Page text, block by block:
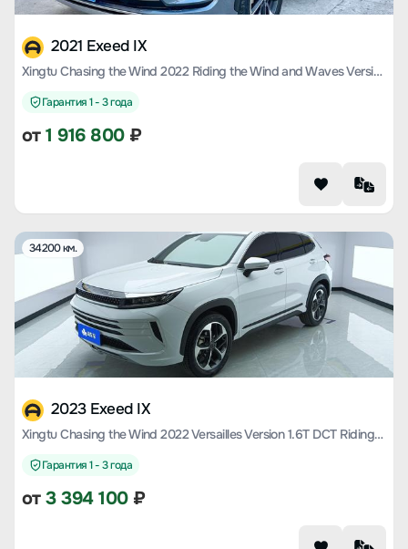
2021 Exeed IX
Xingtu Chasing the Wind 2022 Riding the Wind and Waves Version 1.5T CVT Yufeng Popular Version
Гарантия 1 - 3 года
от1 916 800₽
34200 км.
2023 Exeed IX
Xingtu Chasing the Wind 2022 Versailles Version 1.6T DCT Riding the Wind Version
Гарантия 1 - 3 года
от3 394 100₽